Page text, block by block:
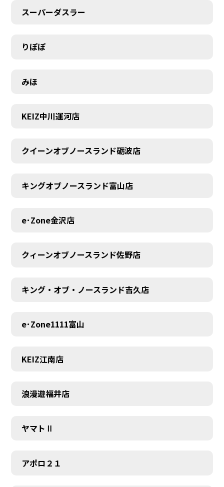
スーパーダスラー
りぽぽ
みほ
KEIZ中川運河店
クイーンオブノースランド砺波店
キングオブノースランド富山店
e･Zone金沢店
クィーンオブノースランド佐野店
キング・オブ・ノースランド吉久店
e･Zone1111富山
KEIZ江南店
浪漫遊福井店
ヤマトⅡ
アポロ２１